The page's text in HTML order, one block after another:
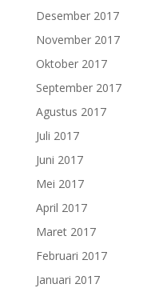
Desember 2017
November 2017
Oktober 2017
September 2017
Agustus 2017
Juli 2017
Juni 2017
Mei 2017
April 2017
Maret 2017
Februari 2017
Januari 2017